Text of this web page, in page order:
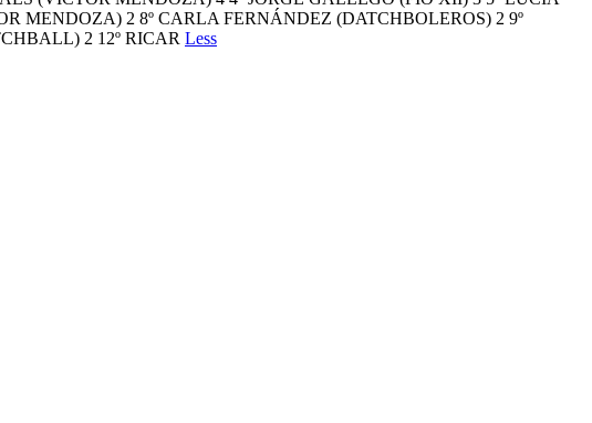
MENDOZA) 2 8º CARLA FERNÁNDEZ (DATCHBOLEROS) 2 9º
2 12º RICAR Less